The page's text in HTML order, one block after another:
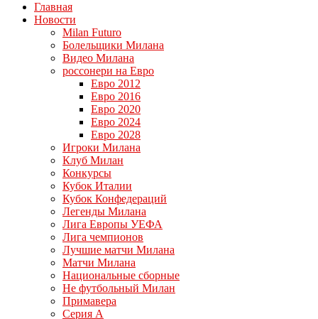
Главная
Новости
Milan Futuro
Болельщики Милана
Видео Милана
россонери на Евро
Евро 2012
Евро 2016
Евро 2020
Евро 2024
Евро 2028
Игроки Милана
Клуб Милан
Конкурсы
Кубок Италии
Кубок Конфедераций
Легенды Милана
Лига Европы УЕФА
Лига чемпионов
Лучшие матчи Милана
Матчи Милана
Национальные сборные
Не футбольный Милан
Примавера
Серия А